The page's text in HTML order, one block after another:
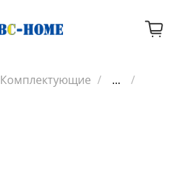
Комплектующие
...